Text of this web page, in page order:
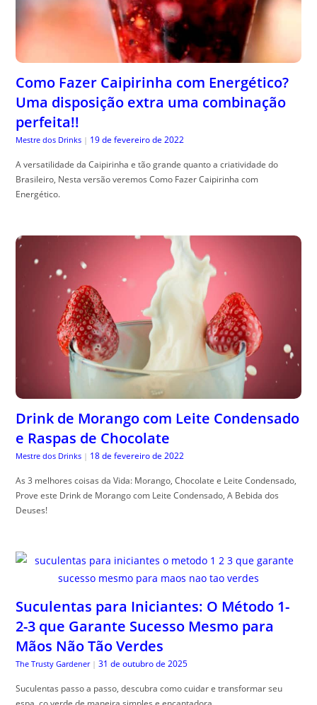
Como Fazer Caipirinha com Energético?
Uma disposição extra uma combinação
perfeita!!
Mestre dos Drinks | 19 de fevereiro de 2022
A versatilidade da Caipirinha e tão grande quanto a criatividade do
Brasileiro, Nesta versão veremos Como Fazer Caipirinha com
Energético.
Drink de Morango com Leite Condensado
e Raspas de Chocolate
Mestre dos Drinks | 18 de fevereiro de 2022
As 3 melhores coisas da Vida: Morango, Chocolate e Leite Condensado,
Prove este Drink de Morango com Leite Condensado, A Bebida dos
Deuses!
Suculentas para Iniciantes: O Método 1-
2-3 que Garante Sucesso Mesmo para
Mãos Não Tão Verdes
The Trusty Gardener | 31 de outubro de 2025
Suculentas passo a passo, descubra como cuidar e transformar seu